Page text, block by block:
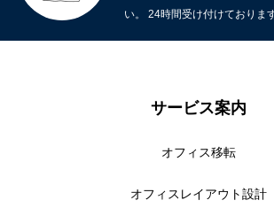
い。 24時間受け付けております
サービス案内
オフィス移転
オフィスレイアウト設計